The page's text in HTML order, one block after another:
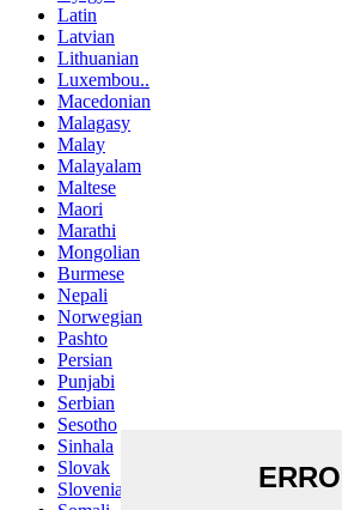
Latin
Latvian
Lithuanian
Luxembou..
Macedonian
Malagasy
Malay
Malayalam
Maltese
Maori
Marathi
Mongolian
Burmese
Nepali
Norwegian
Pashto
Persian
Punjabi
Serbian
Sesotho
Sinhala
Slovak
Slovenian